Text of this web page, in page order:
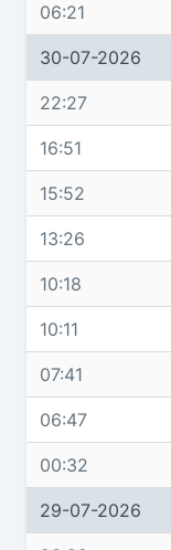
06:21
30-07-2026
22:27
16:51
15:52
13:26
10:18
10:11
07:41
06:47
00:32
29-07-2026